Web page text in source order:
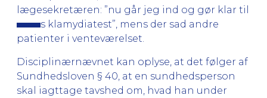
lægesekretæren: ”nu går jeg ind og gør klar til
s klamydiatest”, mens der sad andre
patienter i venteværelset.
Disciplinærnævnet kan oplyse, at det følger af
Sundhedsloven § 40, at en sundhedsperson
skal iagttage tavshed om, hvad han under